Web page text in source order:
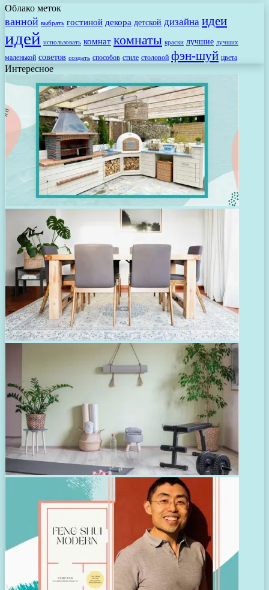
Облако меток
ванной выбрать гостиной декора детской дизайна идеи
идей использовать комнат комнаты краски лучшие лучших
маленькой советов создать способов стиле столовой фэн-шуй цвета
Интересное